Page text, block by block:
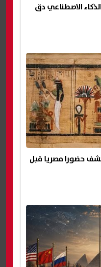
الاصطناعي دق
حضورا مصريا قبل